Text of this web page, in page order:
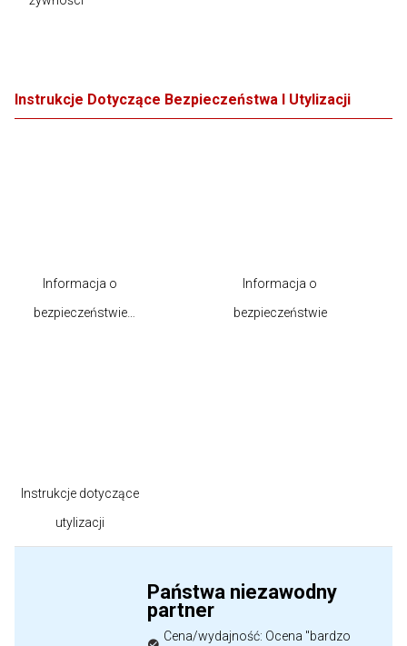
Instrukcje Dotyczące Bezpieczeństwa I Utylizacji
Informacja o
bezpieczeństwie
Informacja o
bezpieczeństwie
Instrukcje dotyczące
utylizacji
Państwa niezawodny
partner
Cena/wydajność: Ocena "bardzo